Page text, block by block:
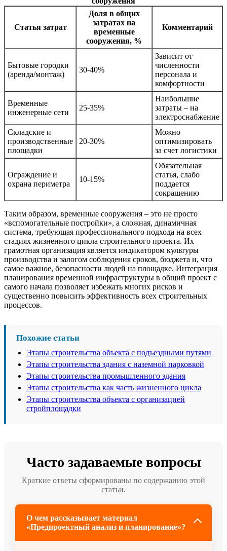
Статья затрат
Доля в общих
затратах на
временные
сооружения, %
Комментарий
Бытовые городки
(аренда/монтаж)
30-40%
Зависит от
численности
персонала и
комфортности
Временные
инженерные сети
25-35%
Наибольшие
затраты – на
электроснабжение
Складские и
производственные
площадки
20-30%
Можно
оптимизировать
за счет логистики
Ограждение и
охрана периметра
10-15%
Обязательная
статья, слабо
поддается
сокращению
Таким образом, временные сооружения – это не просто
«вспомогательные постройки», а сложная, динамичная
система, требующая профессионального подхода на всех
стадиях жизненного цикла строительного проекта. Их
грамотная организация является индикатором культуры
производства и залогом соблюдения сроков, бюджета и, что
самое важное, безопасности людей на площадке. Интеграция
планирования временной инфраструктуры в общий проект с
самого начала позволяет избежать многих рисков и
существенно повысить эффективность всех строительных
процессов.
Похожие статьи
Этапы строительства объекта с подъездными путями
Этапы строительства здания с наземной парковкой
Этапы строительства промышленного здания
Этапы строительства как часть жизненного цикла
Этапы строительства объекта с организацией
стройплощадки
Часто задаваемые вопросы
Краткие ответы сформированы по содержанию этой
статьи.
О чем рассказывает материал
«Предпроектный анализ и планирование»?